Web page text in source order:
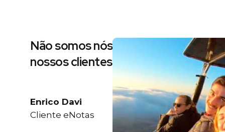
Não somos nós dizendo, são
nossos clientes
Enrico Davi
Cliente eNotas